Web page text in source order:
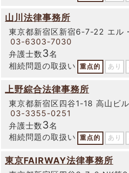
山川法律事務所
東京都新宿区新宿6-7-22 エル
03-6303-7030
弁護士数3名
相続問題の取扱い
重点的 あり
上野綜合法律事務所
東京都新宿区四谷1-18 高山ビ
03-3355-0251
弁護士数3名
相続問題の取扱い
重点的 あり
東京FAIRWAY法律事務所